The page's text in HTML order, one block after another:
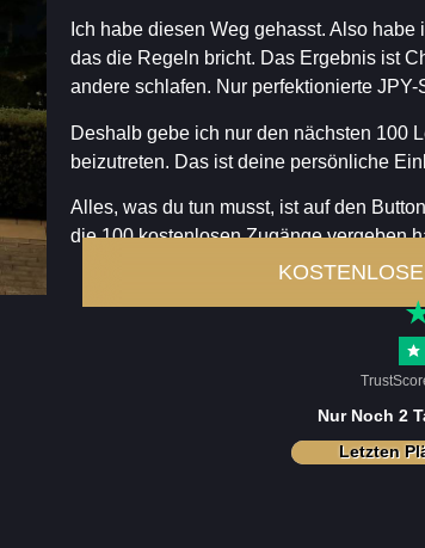
Ich habe diesen Weg gehasst. Also
das die Regeln bricht. Das Ergebnis ist
andere schlafen. Nur perfektionierte
Deshalb gebe ich nur den nächsten 100
beizutreten. Das ist deine persönliche
Alles, was du tun musst, ist auf den
die 100 kostenlosen Zugänge vergeben
Nur Noch 2
Letzten